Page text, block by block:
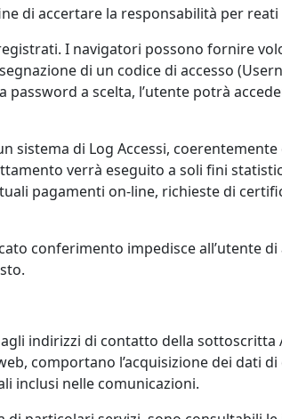
di accertare la responsabilità per
I navigatori possono fornire
di un codice di accesso
a scelta, l’utente potrà
sistema di Log Accessi,
verrà eseguito a soli fini
pagamenti on-line, richieste di
conferimento impedisce all’utente di
indirizzi di contatto della sottoscritta
comportano l’acquisizione dei dati
inclusi nelle comunicazioni.